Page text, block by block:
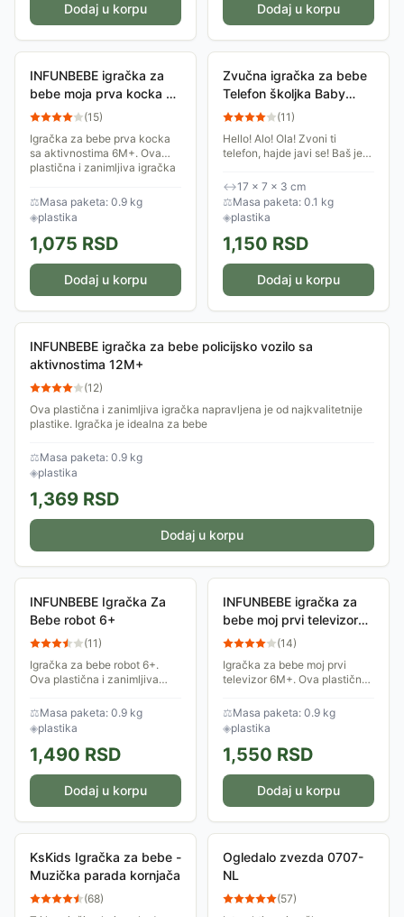
Dodaj u korpu Dodaj u korpu
INFUNBEBE igračka za
bebe moja prva kocka sa
aktivnostima 6M+
(15)
Igračka za bebe prva kocka
sa aktivnostima 6M+. Ova
plastična i zanimljiva igračka
najkvalitetnije plastike.
Igračka je idealna za...
⚖Masa paketa: 0.9 kg
◈plastika
1,075 RSD
Dodaj u korpu
Zvučna igračka za bebe
Telefon školjka Baby
Einstein™ 13146
(11)
Hello! Alo! Ola! Zvoni ti
telefon, hajde javi se! Baš je
peva! Baby Einstein™ se
potrudio da igračka telefon
u...
↔17 × 7 × 3 cm
⚖Masa paketa: 0.1 kg
◈plastika
1,150 RSD
Dodaj u korpu
INFUNBEBE igračka za bebe policijsko vozilo sa
aktivnostima 12M+
(12)
Ova plastična i zanimljiva igračka napravljena je od najkvalitetnije
plastike. Igračka je idealna za bebe
⚖Masa paketa: 0.9 kg
◈plastika
1,369 RSD
Dodaj u korpu
INFUNBEBE Igračka Za
Bebe robot 6+
(11)
Igračka za bebe robot 6+.
Ova plastična i zanimljiva
najkvalitetnije plastike.
Igračka je idealna za bebe
⚖Masa paketa: 0.9 kg
◈plastika
1,490 RSD
Dodaj u korpu
INFUNBEBE igračka za
bebe moj prvi televizor
6M+
(14)
Igračka za bebe moj prvi
televizor 6M+. Ova plastična i
napravljena je od
najkvalitetnije plastike.
Igračka je idealna za bebe
⚖Masa paketa: 0.9 kg
◈plastika
1,550 RSD
Dodaj u korpu
KsKids Igračka za bebe -
Muzička parada kornjača
(68)
Ogledalo zvezda 0707-
NL
(57)